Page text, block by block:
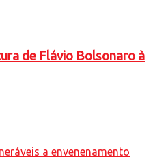
de Flávio Bolsonaro à